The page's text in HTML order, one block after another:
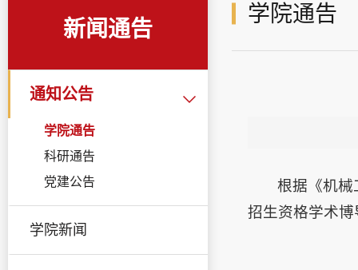
新闻通告
通知公告
学院通告
科研通告
党建公告
学院新闻
学院通告
根据《机械
招生资格学术